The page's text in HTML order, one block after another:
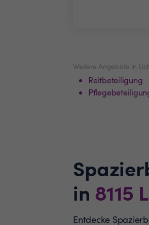
Weitere Angebote in
Reitbeteiligung
in 8115
Entdecke